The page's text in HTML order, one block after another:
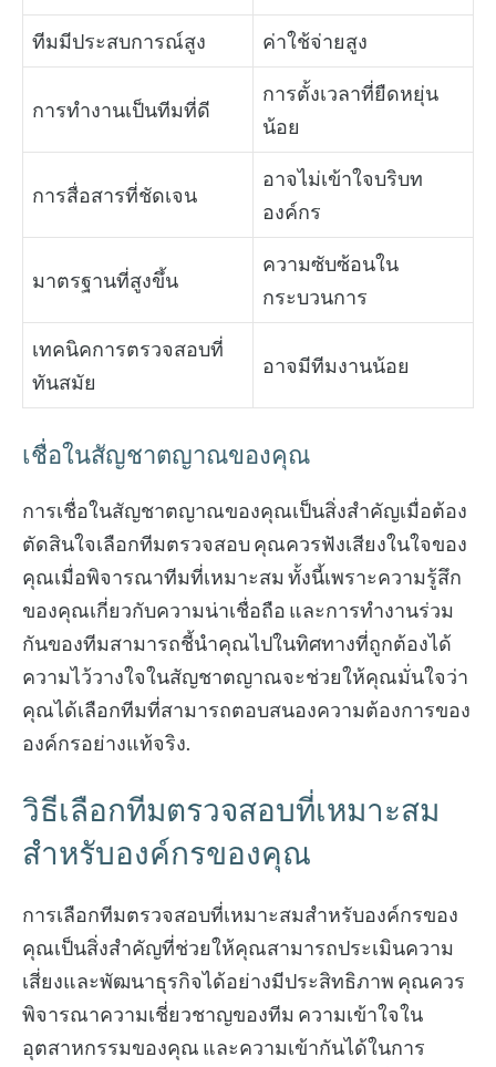
ทีมมีประสบการณ์สูง ค่าใช้จ่ายสูง
การทำงานเป็นทีมที่ดี
การตั้งเวลาที่ยืดหยุ่น
น้อย
การสื่อสารที่ชัดเจน
อาจไม่เข้าใจบริบท
องค์กร
มาตรฐานที่สูงขึ้น
ความซับซ้อนใน
กระบวนการ
เทคนิคการตรวจสอบที่
ทันสมัย
อาจมีทีมงานน้อย
เชื่อในสัญชาตญาณของคุณ
การเชื่อในสัญชาตญาณของคุณเป็นสิ่งสำคัญเมื่อต้อง
ตัดสินใจเลือกทีมตรวจสอบ คุณควรฟังเสียงในใจของ
คุณเมื่อพิจารณาทีมที่เหมาะสม ทั้งนี้เพราะความรู้สึก
ของคุณเกี่ยวกับความน่าเชื่อถือ และการทำงานร่วม
กันของทีมสามารถชี้นำคุณไปในทิศทางที่ถูกต้องได้
ความไว้วางใจในสัญชาตญาณจะช่วยให้คุณมั่นใจว่า
คุณได้เลือกทีมที่สามารถตอบสนองความต้องการของ
องค์กรอย่างแท้จริง.
วิธีเลือกทีมตรวจสอบที่เหมาะสม
สำหรับองค์กรของคุณ
การเลือกทีมตรวจสอบที่เหมาะสมสำหรับองค์กรของ
คุณเป็นสิ่งสำคัญที่ช่วยให้คุณสามารถประเมินความ
เสี่ยงและพัฒนาธุรกิจได้อย่างมีประสิทธิภาพ คุณควร
พิจารณาความเชี่ยวชาญของทีม ความเข้าใจใน
อุตสาหกรรมของคุณ และความเข้ากันได้ในการ